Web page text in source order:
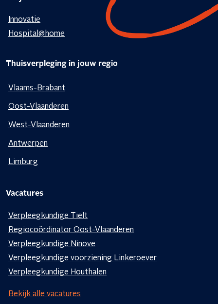
Innovatie
Hospital@home
Thuisverpleging in jouw regio
Vlaams-Brabant
Oost-Vlaanderen
West-Vlaanderen
Antwerpen
Limburg
Vacatures
Verpleegkundige Tielt
Regiocoördinator Oost-Vlaanderen
Verpleegkundige Ninove
Verpleegkundige voorziening Linkeroever
Verpleegkundige Houthalen
Bekijk alle vacatures